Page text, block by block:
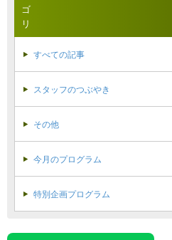
ゴ
リ
すべての記事
スタッフのつぶやき
その他
今月のプログラム
特別企画プログラム